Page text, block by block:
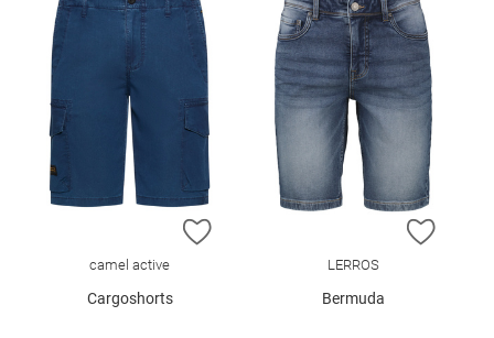
ZUR WUNSCHLISTE HINZUFÜGEN
camel active
Cargoshorts
ZUR
LERROS
Bermuda